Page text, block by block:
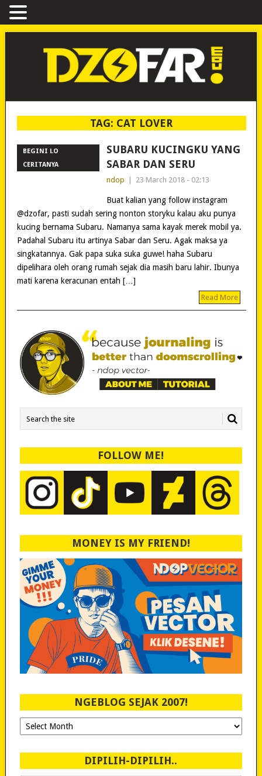
TAG: CAT LOVER
BEGINI LO
CERITANYA
SUBARU KUCINGKU YANG
SABAR DAN SERU
ndop 23 March 2018 - 02:13
Buat kalian yang follow instagram
@dzofar, pasti sudah sering nonton storyku kalau aku punya
kucing bernama Subaru. Namanya sama kayak merek mobil ya.
Padahal Subaru itu artinya Sabar dan Seru. Agak maksa ya
singkatannya. Gak papa suka suka guwe! haha Subaru
dipelihara oleh orang rumah sejak dia masih baru lahir. Ibunya
mati karena keracunan entah […]
Read More
FOLLOW ME!
MONEY IS MY FRIEND!
NGEBLOG SEJAK 2007!
Ngeblog
Sejak
DIPILIH-DIPILIH..